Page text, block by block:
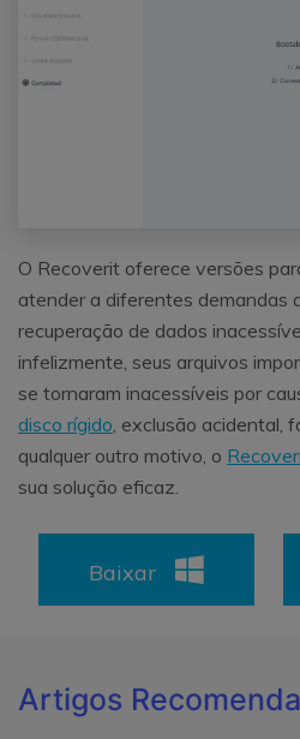
O Recoverit oferece versões
atender a diferentes demandas
recuperação de dados
infelizmente, seus arquivos
se tornaram inacessíveis por
disco rígido , exclusão acidental,
qualquer outro motivo, o
sua solução eficaz.
Baixar
Artigos